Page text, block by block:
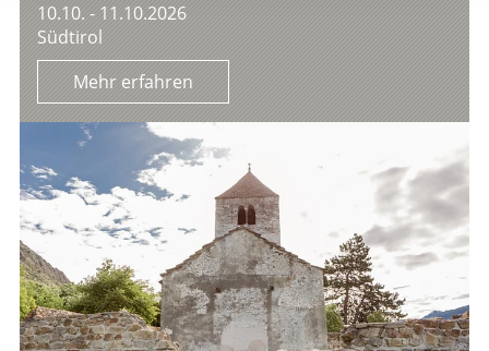
10.10. - 11.10.2026
Südtirol
Mehr erfahren